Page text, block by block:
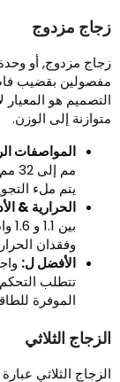
مزدوج
مزدوج, أو وحدة
بقضيب فاصل
هو المعيار
إلى الوزن.
المواصفات
يتم ملء
الحرارية &
وفقدان الحرارة.
الأفضل ل:
تتطلب
الموفرة للطاقة.
الثلاثي